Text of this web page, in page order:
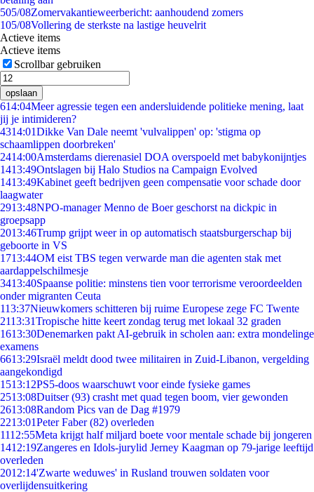
505/08Zomervakantieweerbericht: aanhoudend zomers
105/08Vollering de sterkste na lastige heuvelrit
Actieve items
Actieve items
Scrollbar gebruiken
opslaan
614:04Meer agressie tegen een andersluidende politieke mening, laat
jij je intimideren?
4314:01Dikke Van Dale neemt 'vulvalippen' op: 'stigma op
schaamlippen doorbreken'
2414:00Amsterdams dierenasiel DOA overspoeld met babykonijntjes
1413:49Ontslagen bij Halo Studios na Campaign Evolved
1413:49Kabinet geeft bedrijven geen compensatie voor schade door
laagwater
2913:48NPO-manager Menno de Boer geschorst na dickpic in
groepsapp
2013:46Trump grijpt weer in op automatisch staatsburgerschap bij
geboorte in VS
1713:44OM eist TBS tegen verwarde man die agenten stak met
aardappelschilmesje
3413:40Spaanse politie: minstens tien voor terrorisme veroordeelden
onder migranten Ceuta
113:37Nieuwkomers schitteren bij ruime Europese zege FC Twente
2113:31Tropische hitte keert zondag terug met lokaal 32 graden
1613:30Denemarken pakt AI-gebruik in scholen aan: extra mondelinge
examens
6613:29Israël meldt dood twee militairen in Zuid-Libanon, vergelding
aangekondigd
1513:12PS5-doos waarschuwt voor einde fysieke games
2513:08Duitser (93) crasht met quad tegen boom, vier gewonden
2613:08Random Pics van de Dag #1979
2213:01Peter Faber (82) overleden
1112:55Meta krijgt half miljard boete voor mentale schade bij jongeren
1412:19Zangeres en Idols-jurylid Jerney Kaagman op 79-jarige leeftijd
overleden
2012:14'Zwarte weduwes' in Rusland trouwen soldaten voor
overlijdensuitkering